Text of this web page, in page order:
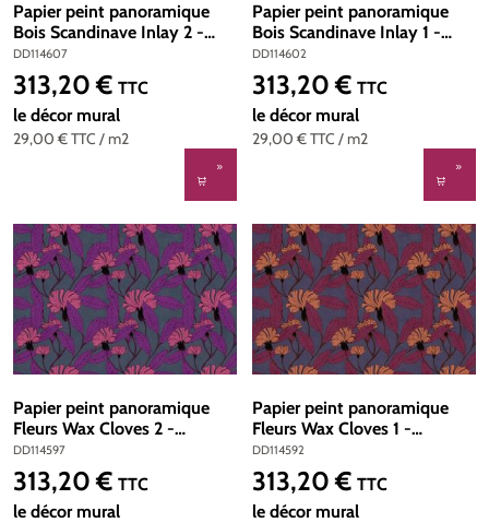
Papier peint panoramique
Bois Scandinave Inlay 2 -
Référence DD114607 -
Intissé 200g/m2 - Standard
400 x 270
DD114607
29,00 €TTC / m2
Prix régulier :
313,20 € TTC
le décor mural
Papier peint panoramique
Bois Scandinave Inlay 1 -
Référence DD114602 -
Intissé 200g/m2 - Standard
400 x 270
DD114602
29,00 €TTC / m2
Prix régulier :
313,20 € TTC
le décor mural
Papier peint panoramique
Fleurs Wax Cloves 2 -
Référence DD114597 - Intissé
200g/m2 - Standard 400 x
270
DD114597
Prix régulier :
313,20 € TTC
le décor mural
Papier peint panoramique
Fleurs Wax Cloves 1 -
Référence DD114592 - Intissé
200g/m2 - Standard 400 x
270
DD114592
Prix régulier :
313,20 € TTC
le décor mural